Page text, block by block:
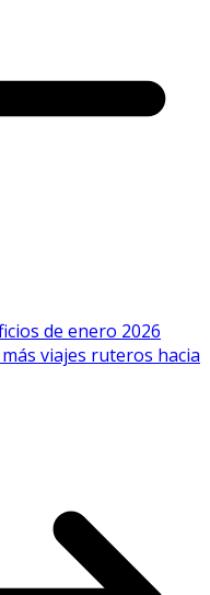
de enero 2026
viajes ruteros hacia